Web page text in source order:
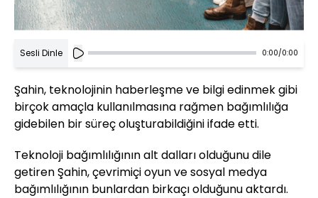
Sesli Dinle 0:00/0:00
Şahin, teknolojinin haberleşme ve bilgi edinmek gibi
birçok amaçla kullanılmasına rağmen bağımlılığa
gidebilen bir süreç oluşturabildiğini ifade etti.
Teknoloji bağımlılığının alt dalları olduğunu dile
getiren Şahin, çevrimiçi oyun ve sosyal medya
bağımlılığının bunlardan birkaçı olduğunu aktardı.